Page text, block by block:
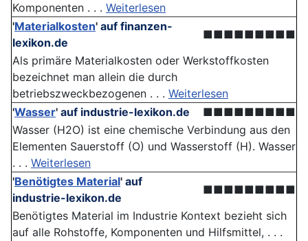
Komponenten . . . Weiterlesen
'Materialkosten' auf finanzen-
lexikon.de
■■■■■■■■■
Als primäre Materialkosten oder Werkstoffkosten
bezeichnet man allein die durch
betriebszweckbezogenen . . . Weiterlesen
'Wasser' auf industrie-lexikon.de
■■■■■■■■■
Wasser (H2O) ist eine chemische Verbindung aus den
Elementen Sauerstoff (O) und Wasserstoff (H). Wasser
. . . Weiterlesen
'Benötigtes Material' auf
industrie-lexikon.de
■■■■■■■■■
Benötigtes Material im Industrie Kontext bezieht sich
auf alle Rohstoffe, Komponenten und Hilfsmittel, . . .